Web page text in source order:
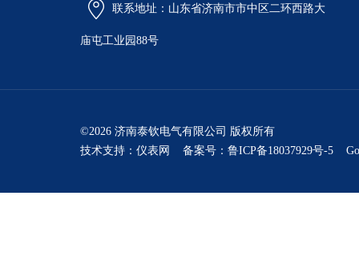
联系地址：山东省济南市市中区二环西路大
庙屯工业园88号
©2026 济南泰钦电气有限公司 版权所有
技术支持： 仪表网 备案号：鲁ICP备18037929号-5